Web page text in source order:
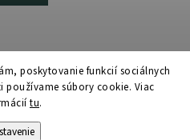
poskytovanie funkcií sociálnych
používame súbory cookie. Viac
tu.
cookies